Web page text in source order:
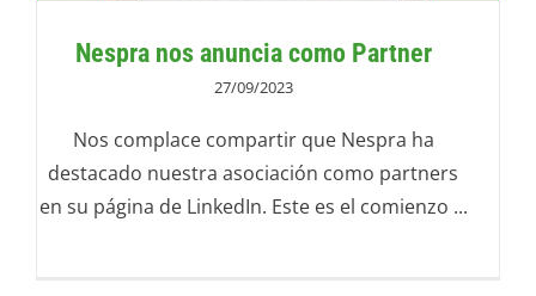
Nespra nos anuncia como Partner
27/09/2023
Nos complace compartir que Nespra ha
destacado nuestra asociación como partners
en su página de LinkedIn. Este es el comienzo ...